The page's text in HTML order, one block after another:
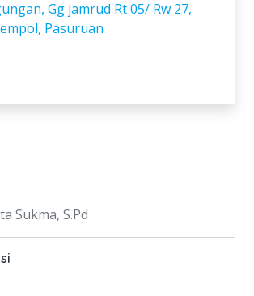
Gg jamrud Rt 05/ Rw 27,
Pasuruan
Sukma, S.Pd